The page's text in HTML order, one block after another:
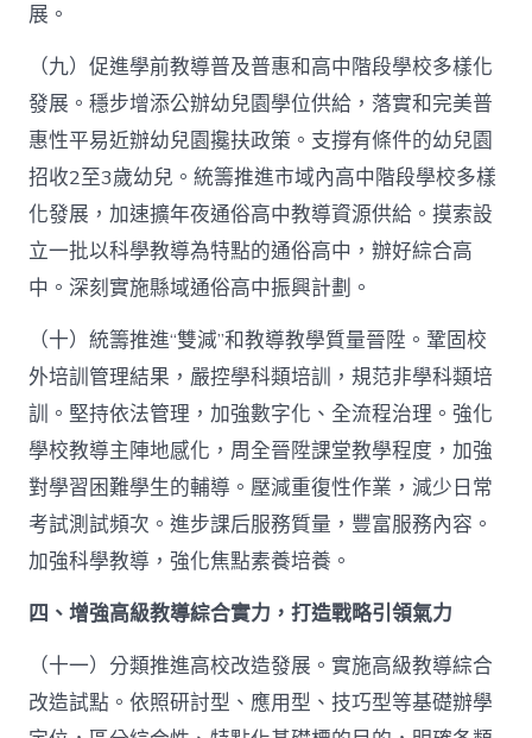
展。
（九）促進學前教導普及普惠和高中階段學校多樣化
發展。穩步增添公辦幼兒園學位供給，落實和完美普
惠性平易近辦幼兒園攙扶政策。支撐有條件的幼兒園
招收2至3歲幼兒。統籌推進市域內高中階段學校多樣
化發展，加速擴年夜通俗高中教導資源供給。摸索設
立一批以科學教導為特點的通俗高中，辦好綜合高
中。深刻實施縣域通俗高中振興計劃。
（十）統籌推進“雙減”和教導教學質量晉陞。鞏固校
外培訓管理結果，嚴控學科類培訓，規范非學科類培
訓。堅持依法管理，加強數字化、全流程治理。強化
學校教導主陣地感化，周全晉陞課堂教學程度，加強
對學習困難學生的輔導。壓減重復性作業，減少日常
考試測試頻次。進步課后服務質量，豐富服務內容。
加強科學教導，強化焦點素養培養。
四、增強高級教導綜合實力，打造戰略引領氣力
（十一）分類推進高校改造發展。實施高級教導綜合
改造試點。依照研討型、應用型、技巧型等基礎辦學